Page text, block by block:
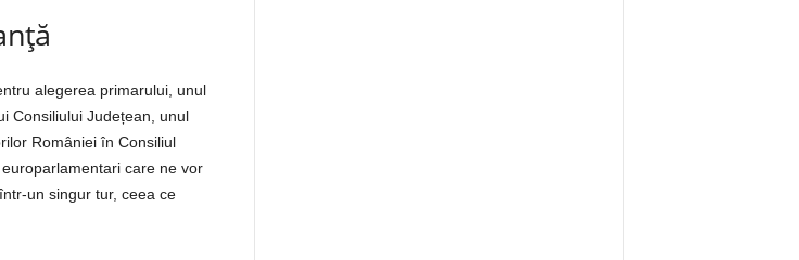
alegerea primarului, unul
Consiliului Județean, unul
României în Consiliul
care ne vor
un singur tur, ceea ce